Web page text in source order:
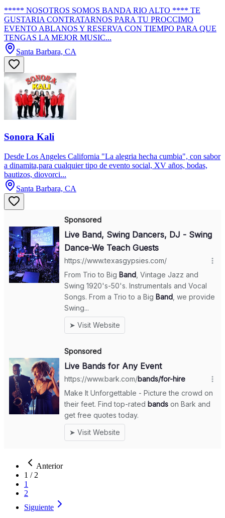
***** NOSOTROS SOMOS BANDA RIO ALTO **** TE
GUSTARIA CONTRATARNOS PARA TU PROCCIMO
EVENTO ABLANOS Y RESERVA CON TIEMPO PARA QUE
TENGAS LA MEJOR MUSIC...
Santa Barbara, CA
Sonora Kali
Desde Los Angeles California "La alegria hecha cumbia", con sabor
a dinamita,para cualquier tipo de evento social, XV años, bodas,
bautizos, diovorci...
Santa Barbara, CA
Anterior
1 / 2
1
2
Siguiente